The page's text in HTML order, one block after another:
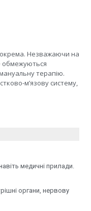
Незважаючи на
обмежуються
терапію.
м’язову систему,
медичні прилади.
органи, нервову